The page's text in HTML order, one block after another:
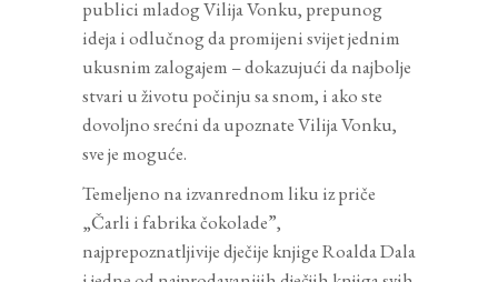
publici mladog Vilija Vonku, prepunog
ideja i odlučnog da promijeni svijet jednim
ukusnim zalogajem – dokazujući da najbolje
stvari u životu počinju sa snom, i ako ste
dovoljno srećni da upoznate Vilija Vonku,
sve je moguće.
Temeljeno na izvanrednom liku iz priče
„Čarli i fabrika čokolade”,
najprepoznatljivije dječije knjige Roalda Dala